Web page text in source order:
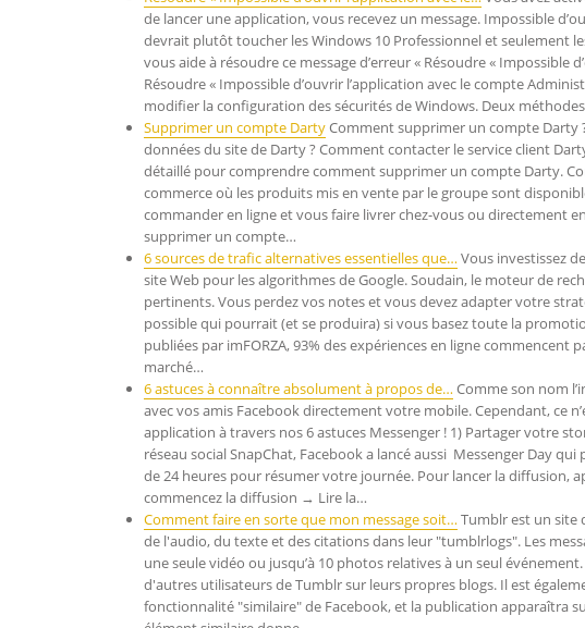
de lancer une application, vous recevez un message. Impossible
devrait plutôt toucher les Windows 10 Professionnel et seulement
vous aide à résoudre ce message d’erreur « Résoudre «
Résoudre « Impossible d’ouvrir l’application avec le compte
modifier la configuration des sécurités de Windows. Deux
Supprimer un compte DartyComment supprimer un compte Darty
données du site de Darty ? Comment contacter le service client
détaillé pour comprendre comment supprimer un compte Darty.
commerce où les produits mis en vente par le groupe sont
commander en ligne et vous faire livrer chez-vous ou directement
supprimer un compte…
6 sources de trafic alternatives essentielles que…Vous investissez
site Web pour les algorithmes de Google. Soudain, le moteur de
pertinents. Vous perdez vos notes et vous devez adapter votre
possible qui pourrait (et se produira) si vous basez toute la
publiées par imFORZA, 93% des expériences en ligne
marché…
6 astuces à connaître absolument à propos de…Comme son nom
avec vos amis Facebook directement votre mobile. Cependant, ce
application à travers nos 6 astuces Messenger ! 1) Partager votre
réseau social SnapChat, Facebook a lancé aussi Messenger Day
de 24 heures pour résumer votre journée. Pour lancer la diffusion,
commencez la diffusion → Lire la…
Comment faire en sorte que mon message soit…Tumblr est un site
de l'audio, du texte et des citations dans leur "tumblrlogs". Les
une seule vidéo ou jusqu’à 10 photos relatives à un seul
d'autres utilisateurs de Tumblr sur leurs propres blogs. Il est
fonctionnalité "similaire" de Facebook, et la publication apparaîtra